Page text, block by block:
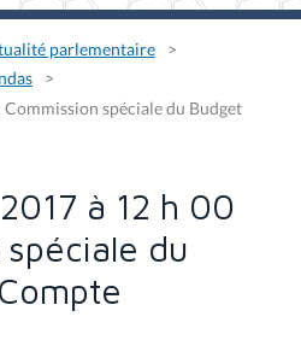
parlementaire
spéciale du Budget
à 12 h 00
du